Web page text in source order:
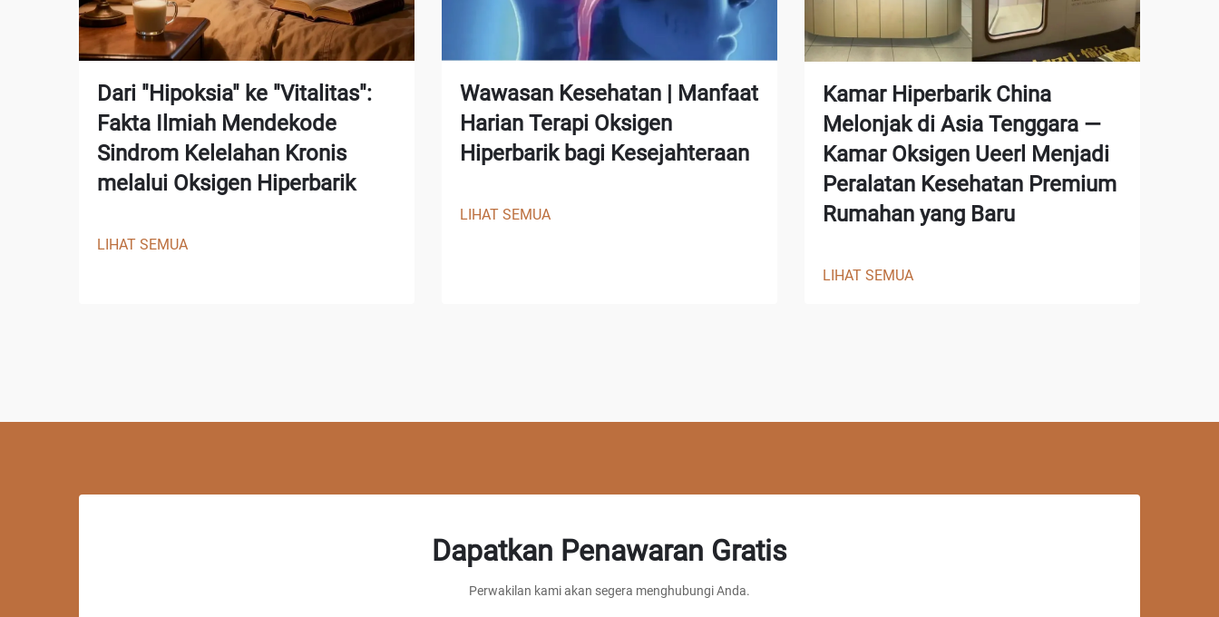
Dari "Hipoksia" ke "Vitalitas":
Fakta Ilmiah Mendekode
Sindrom Kelelahan Kronis
melalui Oksigen Hiperbarik
LIHAT SEMUA
Wawasan Kesehatan | Manfaat
Harian Terapi Oksigen
Hiperbarik bagi Kesejahteraan
LIHAT SEMUA
Kamar Hiperbarik China
Melonjak di Asia Tenggara —
Kamar Oksigen Ueerl Menjadi
Peralatan Kesehatan Premium
Rumahan yang Baru
LIHAT SEMUA
Dapatkan Penawaran Gratis
Perwakilan kami akan segera menghubungi Anda.